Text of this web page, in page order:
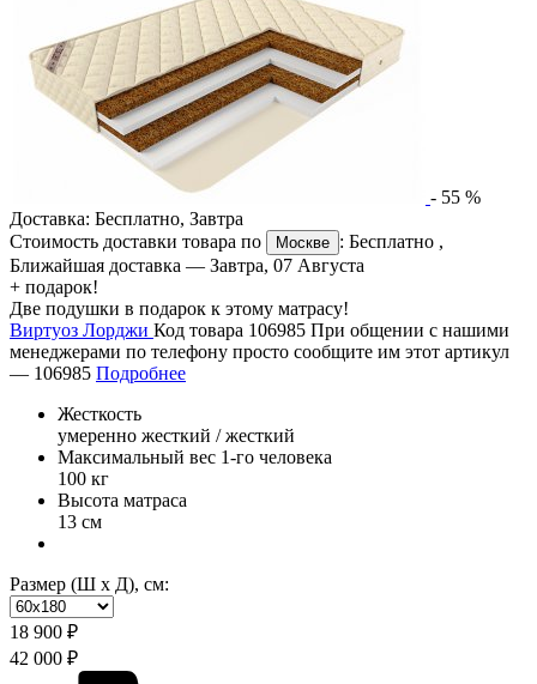
- 55 %
Доставка: Бесплатно, Завтра
Стоимость доставки товара по
Москве : Бесплатно ,
Ближайшая доставка — Завтра, 07 Августа
+ подарок!
Две подушки в подарок к этому матрасу!
Виртуоз Лорджи Код товара 106985 При общении с нашими
менеджерами по телефону просто сообщите им этот артикул
— 106985 Подробнее
Жесткость
умеренно жесткий / жесткий
Максимальный вес 1-го человека
100 кг
Высота матраса
13 см
Размер (Ш х Д), см:
18 900 ₽
42 000 ₽